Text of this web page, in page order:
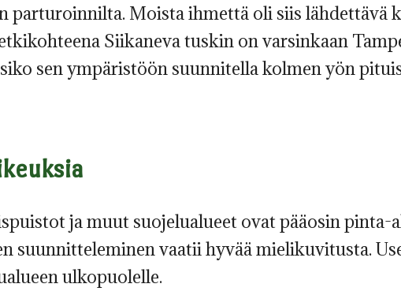
parturoinnilta. Moista ihmettä oli siis lähdettävä
Siikaneva tuskin on varsinkaan
sen ympäristöön suunnitella kolmen yön
ja muut suojelualueet ovat pääosin pinta-
suunnitteleminen vaatii hyvää mielikuvitusta.
ulkopuolelle.